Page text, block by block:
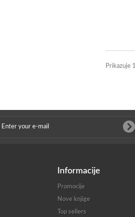
Prikazuje
Informacije
Promocije
Nove knjige
Top sellers